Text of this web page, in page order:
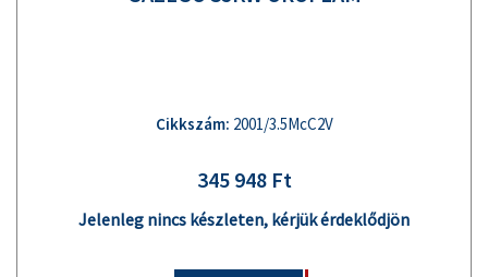
Cikkszám: 2001/3.5McC2V
345 948 Ft
Jelenleg nincs készleten, kérjük érdeklődjön